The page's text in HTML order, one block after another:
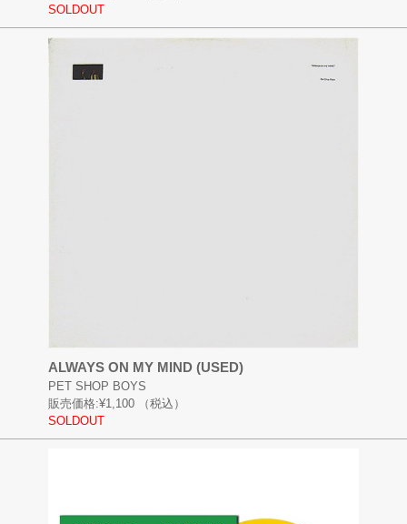
SOLDOUT
ALWAYS ON MY MIND (USED)
PET SHOP BOYS
販売価格:¥1,100
（税込）
SOLDOUT